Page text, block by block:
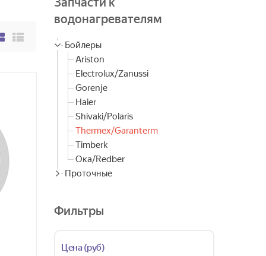
водонагревателям
Бойлеры
Ariston
Electrolux/Zanussi
Gorenje
Haier
Shivaki/Polaris
Thermex/Garanterm
Timberk
Ока/Redber
Проточные
Фильтры
Цена (руб)